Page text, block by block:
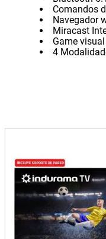
Comandos
Navegador
Miracast
Game
4